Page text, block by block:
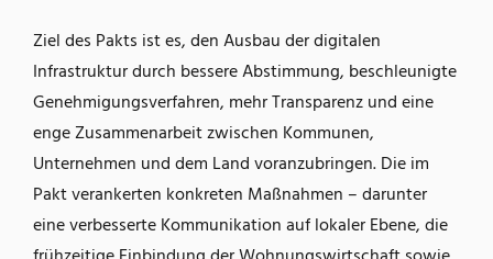
Ziel des Pakts ist es, den Ausbau der digitalen
Infrastruktur durch bessere Abstimmung, beschleunigte
Genehmigungsverfahren, mehr Transparenz und eine
enge Zusammenarbeit zwischen Kommunen,
Unternehmen und dem Land voranzubringen. Die im
Pakt verankerten konkreten Maßnahmen – darunter
eine verbesserte Kommunikation auf lokaler Ebene, die